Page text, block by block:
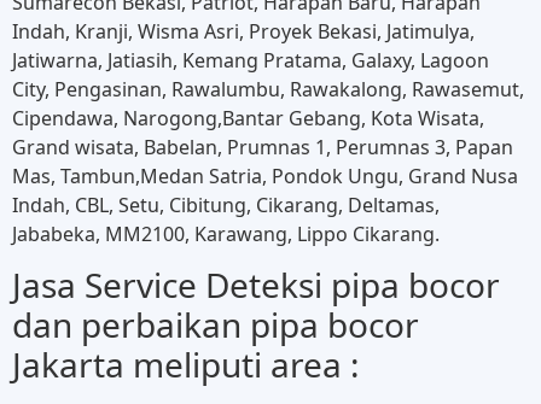
Indah, Kranji, Wisma Asri, Proyek Bekasi, Jatimulya,
Jatiwarna, Jatiasih, Kemang Pratama, Galaxy, Lagoon
City, Pengasinan, Rawalumbu, Rawakalong, Rawasemut,
Cipendawa, Narogong,Bantar Gebang, Kota Wisata,
Grand wisata, Babelan, Prumnas 1, Perumnas 3, Papan
Mas, Tambun,Medan Satria, Pondok Ungu, Grand Nusa
Indah, CBL, Setu, Cibitung, Cikarang, Deltamas,
Jababeka, MM2100, Karawang, Lippo Cikarang.
Jasa Service Deteksi pipa bocor
dan perbaikan pipa bocor
Jakarta meliputi area :